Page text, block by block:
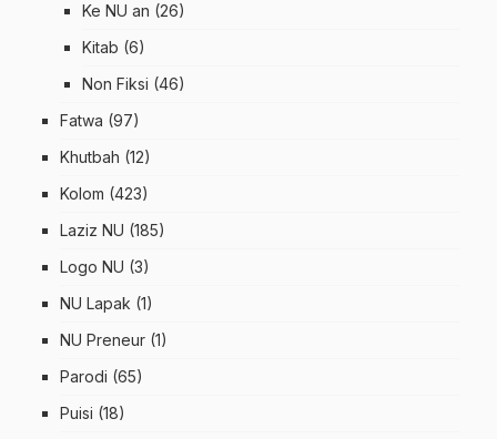
Ke NU an (26)
Kitab (6)
Non Fiksi (46)
Fatwa (97)
Khutbah (12)
Kolom (423)
Laziz NU (185)
Logo NU (3)
NU Lapak (1)
NU Preneur (1)
Parodi (65)
Puisi (18)